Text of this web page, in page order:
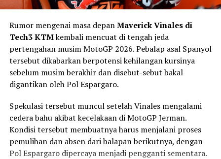
Rumor mengenai masa depanMaverick Vinales di
Tech3 KTMkembali mencuat di tengah jeda
pertengahan musim MotoGP 2026. Pebalap asal Spanyol
tersebut dikabarkan berpotensi kehilangan kursinya
sebelum musim berakhir dan disebut-sebut bakal
digantikan oleh Pol Espargaro.
Spekulasi tersebut muncul setelah Vinales mengalami
cedera bahu akibat kecelakaan di MotoGP Jerman.
Kondisi tersebut membuatnya harus menjalani proses
pemulihan dan absen dari balapan berikutnya, dengan
Pol Espargaro dipercaya menjadi pengganti sementara.